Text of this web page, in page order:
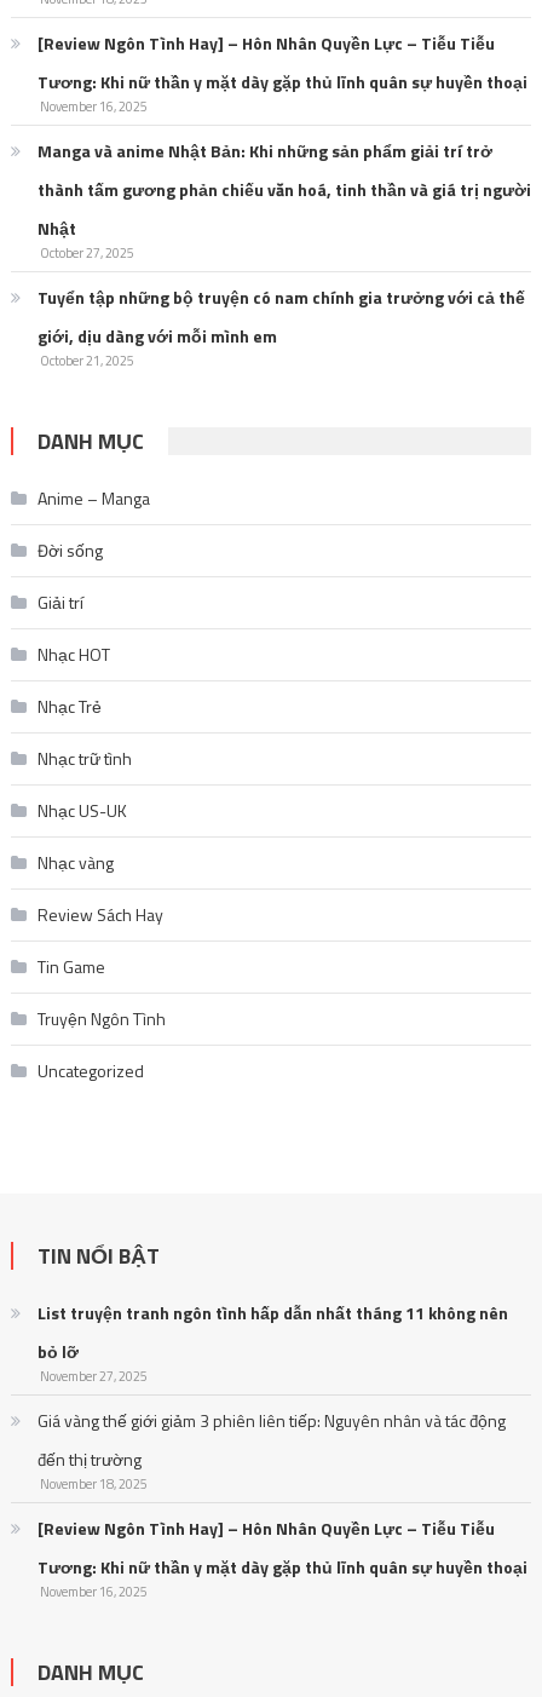
[Review Ngôn Tình Hay] – Hôn Nhân Quyền Lực – Tiễu Tiễu
Tương: Khi nữ thần y mặt dày gặp thủ lĩnh quân sự huyền thoại
November 16, 2025
Manga và anime Nhật Bản: Khi những sản phẩm giải trí trở
thành tấm gương phản chiếu văn hoá, tinh thần và giá trị người
Nhật
October 27, 2025
Tuyển tập những bộ truyện có nam chính gia trưởng với cả thế
giới, dịu dàng với mỗi mình em
October 21, 2025
DANH MỤC
Anime – Manga
Đời sống
Giải trí
Nhạc HOT
Nhạc Trẻ
Nhạc trữ tình
Nhạc US-UK
Nhạc vàng
Review Sách Hay
Tin Game
Truyện Ngôn Tình
Uncategorized
TIN NỔI BẬT
List truyện tranh ngôn tình hấp dẫn nhất tháng 11 không nên
bỏ lỡ
November 27, 2025
Giá vàng thế giới giảm 3 phiên liên tiếp: Nguyên nhân và tác động
đến thị trường
November 18, 2025
[Review Ngôn Tình Hay] – Hôn Nhân Quyền Lực – Tiễu Tiễu
Tương: Khi nữ thần y mặt dày gặp thủ lĩnh quân sự huyền thoại
November 16, 2025
DANH MỤC